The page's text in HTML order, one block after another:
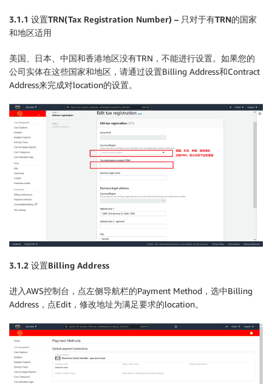
3.1.1 设置TRN(Tax Registration Number) – 只对于有TRN的国家
和地区适用
美国、日本、中国和香港地区没有TRN，不能进行设置。如果您的
公司实体在这些国家和地区，请通过设置Billing Address和Contract
Address来完成对location的设置。
3.1.2 设置Billing Address
进入AWS控制台，点左侧导航栏的Payment Method，选中Billing
Address，点Edit，修改地址为满足要求的location。